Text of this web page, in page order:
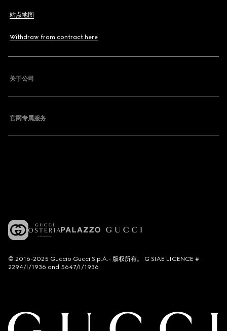
站点地图
Withdraw from contract here
关于公司
官网专属服务
© 2016-2025 Guccio Gucci S.p.A.- 版权所有。 G SIAE LICENCE #
2294/I/1936 and 5647/I/1936